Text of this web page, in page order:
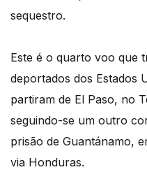
sequestro.
Este é o quarto voo que
deportados dos Estados
partiram de El Paso, no
seguindo-se um outro
prisão de Guantánamo,
via Honduras.